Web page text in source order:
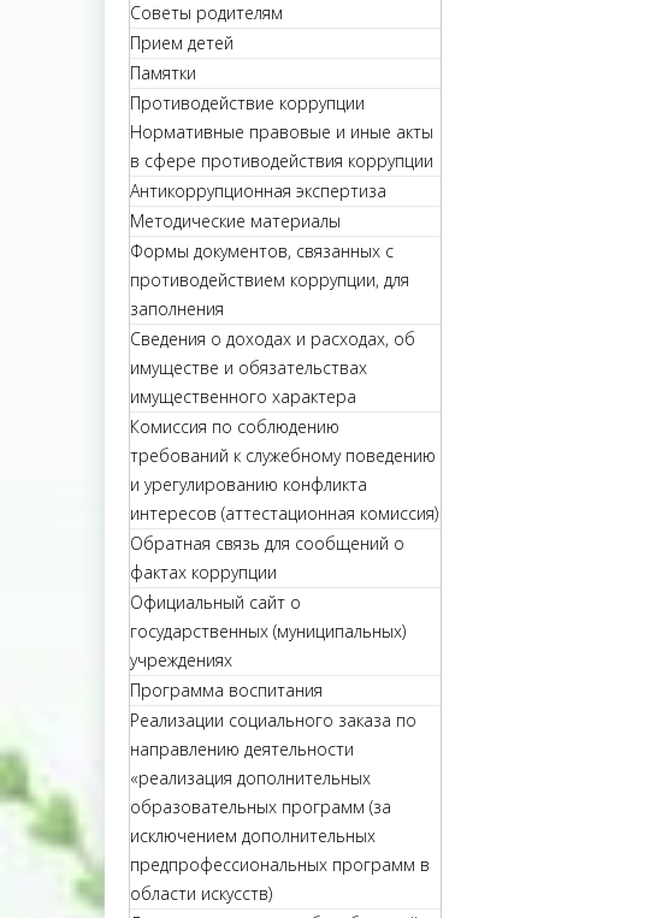
Советы родителям
Прием детей
Памятки
Противодействие коррупции
Нормативные правовые и иные акты
в сфере противодействия коррупции
Антикоррупционная экспертиза
Методические материалы
Формы документов, связанных с
противодействием коррупции, для
заполнения
Сведения о доходах и расходах, об
имуществе и обязательствах
имущественного характера
Комиссия по соблюдению
требований к служебному поведению
и урегулированию конфликта
интересов (аттестационная комиссия)
Обратная связь для сообщений о
фактах коррупции
Официальный сайт о
государственных (муниципальных)
учреждениях
Программа воспитания
Реализации социального заказа по
направлению деятельности
«реализация дополнительных
образовательных программ (за
исключением дополнительных
предпрофессиональных программ в
области искусств)